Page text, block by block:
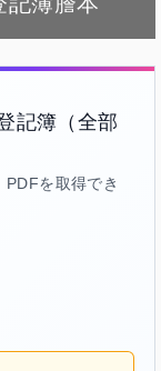
記簿（全部
を取得でき